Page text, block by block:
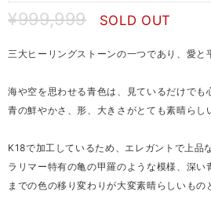
¥999,999 SOLD OUT
三大ヒーリングストーンの一つであり、愛と
海や空を思わせる青色は、見ているだけでも
青の鮮やかさ、形、大きさがとても素晴らし
K18で加工しているため、エレガントで上品
ラリマー特有の亀の甲羅のような模様、深い
までの色の移り変わりが大変素晴らしいもの